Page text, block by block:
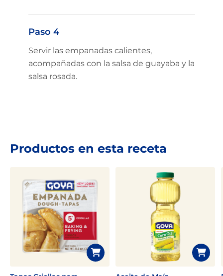
Paso 4
Servir las empanadas calientes,
acompañadas con la salsa de guayaba y la
salsa rosada.
Productos en esta receta